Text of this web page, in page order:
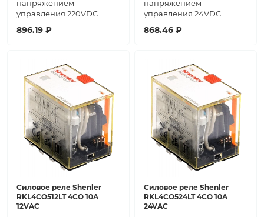
напряжением
управления 220VDC.
896.19 ₽
напряжением
управления 24VDC.
868.46 ₽
Силовое реле Shenler
RKL4CO512LT 4CO 10A
12VAC
Силовое реле Shenler
RKL4CO524LT 4CO 10A
24VAC